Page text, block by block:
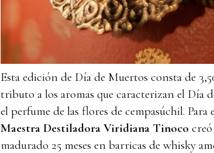
Esta edición de Día de Muertos consta de
tributo a los aromas que caracterizan el Día
el perfume de las flores de cempasúchil.
Maestra Destiladora Viridiana Tinoco
madurado 25 meses en barricas de whisky